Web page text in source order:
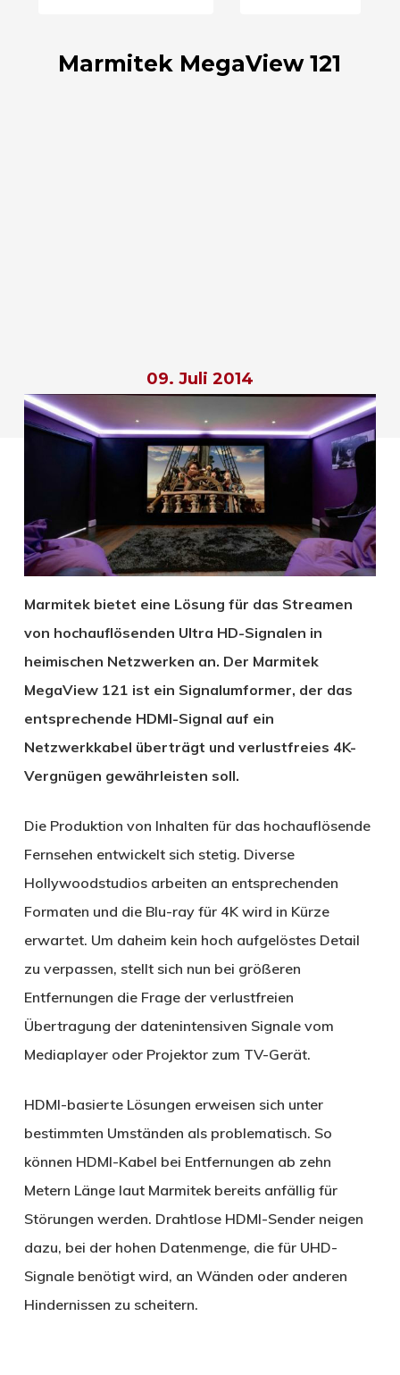
Marmitek MegaView 121
09. Juli 2014
Marmitek bietet eine Lösung für das Streamen
von hochauflösenden Ultra HD-Signalen in
heimischen Netzwerken an. Der Marmitek
MegaView 121 ist ein Signalumformer, der das
entsprechende HDMI-Signal auf ein
Netzwerkkabel überträgt und verlustfreies 4K-
Vergnügen gewährleisten soll.
Die Produktion von Inhalten für das hochauflösende
Fernsehen entwickelt sich stetig. Diverse
Hollywoodstudios arbeiten an entsprechenden
Formaten und die Blu-ray für 4K wird in Kürze
erwartet. Um daheim kein hoch aufgelöstes Detail
zu verpassen, stellt sich nun bei größeren
Entfernungen die Frage der verlustfreien
Übertragung der datenintensiven Signale vom
Mediaplayer oder Projektor zum TV-Gerät.
HDMI-basierte Lösungen erweisen sich unter
bestimmten Umständen als problematisch. So
können HDMI-Kabel bei Entfernungen ab zehn
Metern Länge laut Marmitek bereits anfällig für
Störungen werden. Drahtlose HDMI-Sender neigen
dazu, bei der hohen Datenmenge, die für UHD-
Signale benötigt wird, an Wänden oder anderen
Hindernissen zu scheitern.